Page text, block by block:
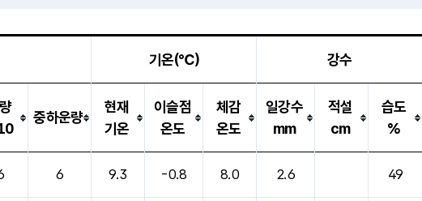
기온(℃) 강수
중하운량
현재
기온
이슬점
온도
체감
온도
일강수
mm
적설
cm
습도
%
6 9.3 -0.8 8.0 2.6 49